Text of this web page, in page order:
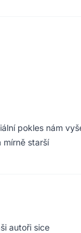
pokles nám
mírně starší
autoři sice